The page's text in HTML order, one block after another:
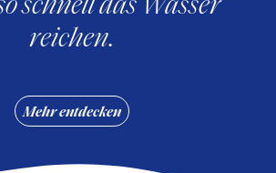
reichen.
Mehr entdecken